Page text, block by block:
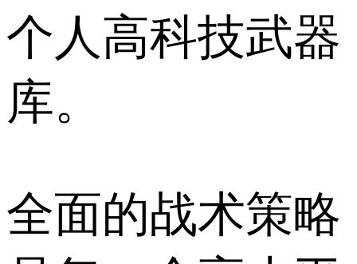
个人高科技武器
库。
全面的战术策略